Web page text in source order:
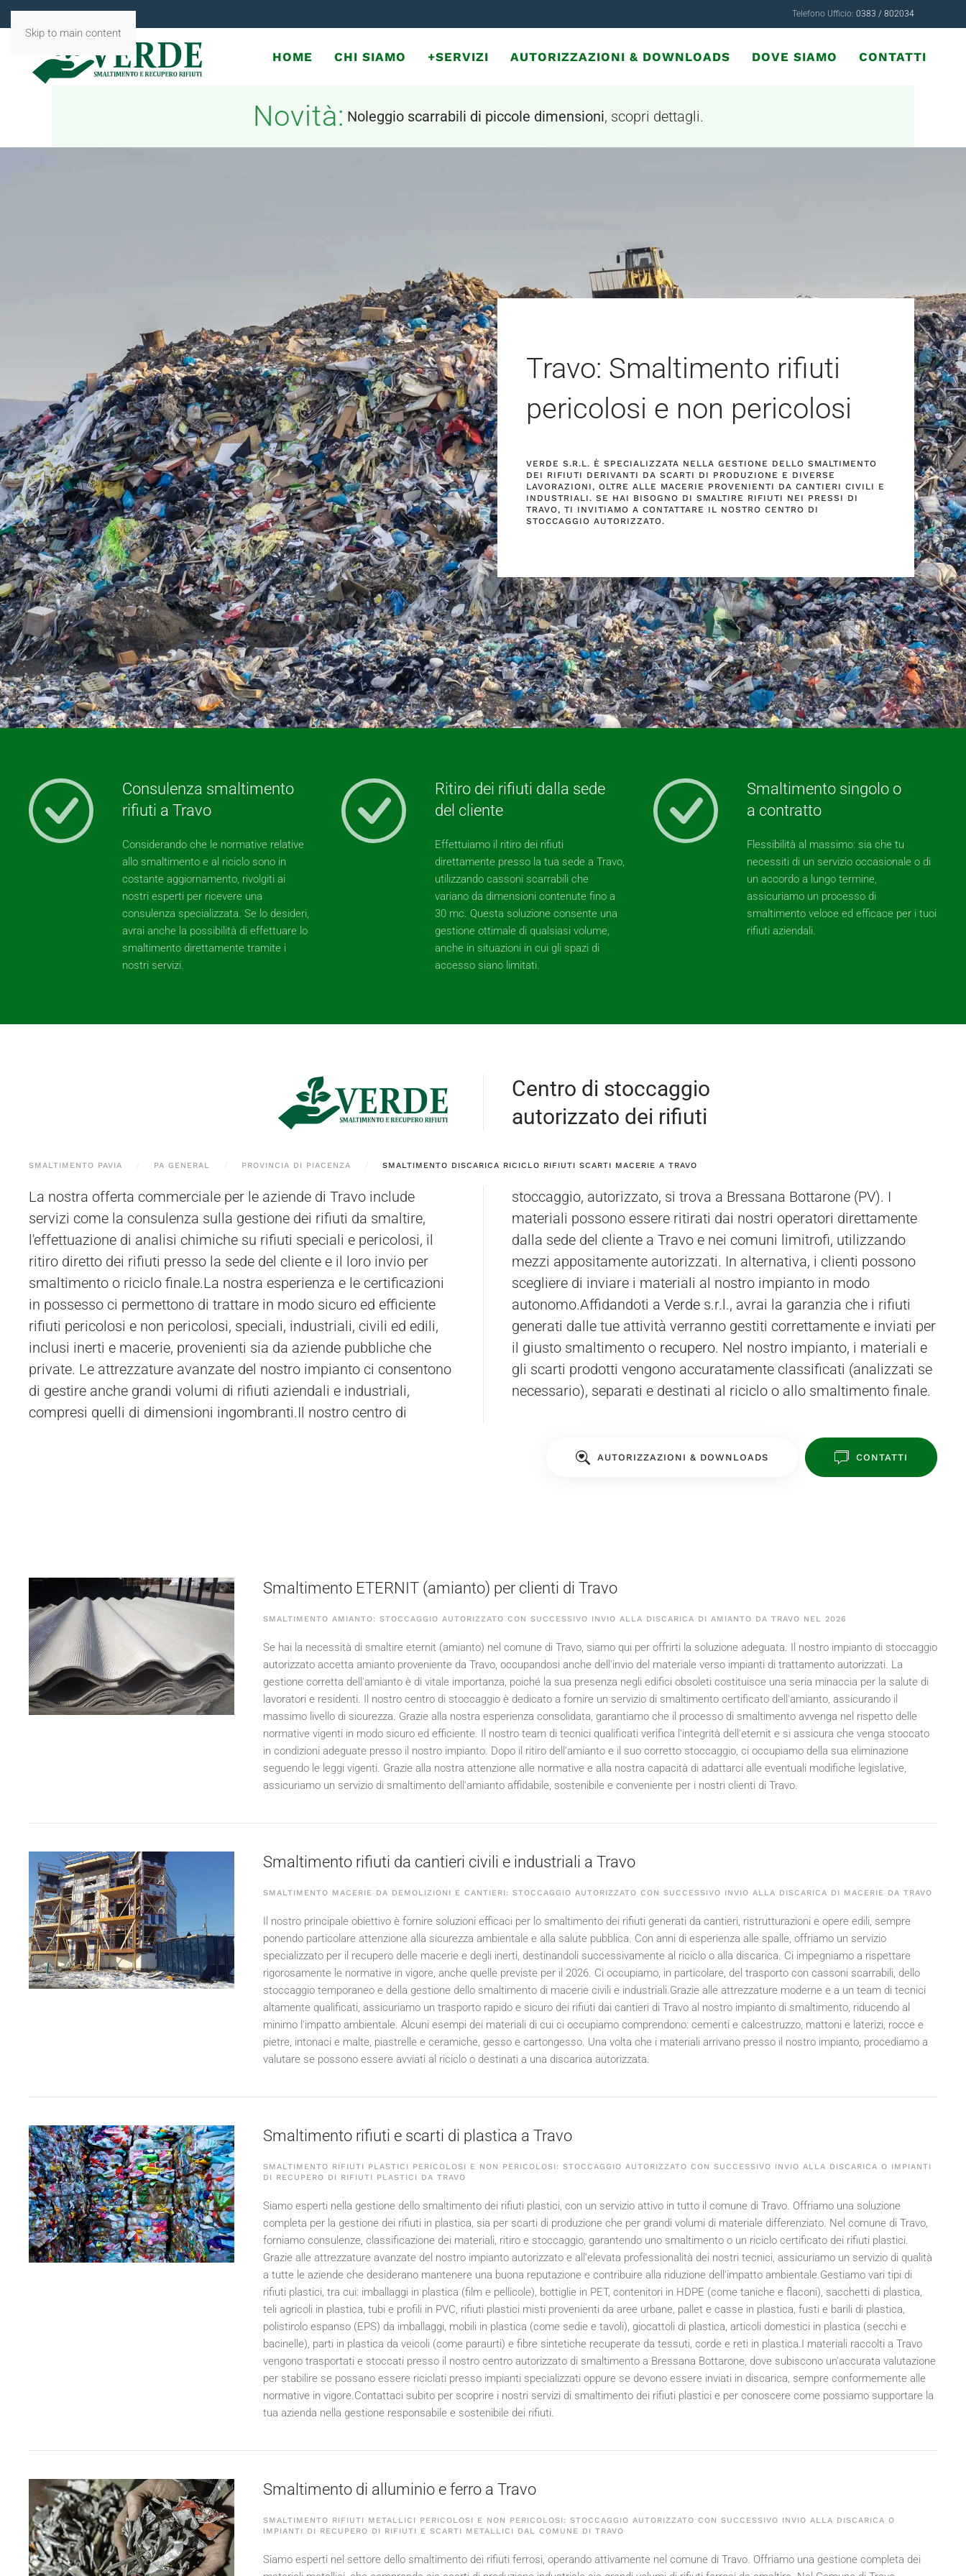
Skip to main content
Telefono Ufficio: 0383 / 802034
HOME CHI SIAMO +SERVIZI AUTORIZZAZIONI & DOWNLOADS DOVE SIAMO CONTATTI
Novità: Noleggio scarrabili di piccole dimensioni, scopri dettagli.
Travo: Smaltimento rifiuti
pericolosi e non pericolosi
VERDE S.R.L. È SPECIALIZZATA NELLA GESTIONE DELLO SMALTIMENTO
DEI RIFIUTI DERIVANTI DA SCARTI DI PRODUZIONE E DIVERSE
LAVORAZIONI, OLTRE ALLE MACERIE PROVENIENTI DA CANTIERI CIVILI E
INDUSTRIALI. SE HAI BISOGNO DI SMALTIRE RIFIUTI NEI PRESSI DI
TRAVO, TI INVITIAMO A CONTATTARE IL NOSTRO CENTRO DI
STOCCAGGIO AUTORIZZATO.
Consulenza smaltimento
rifiuti a Travo
Considerando che le normative relative
allo smaltimento e al riciclo sono in
costante aggiornamento, rivolgiti ai
nostri esperti per ricevere una
consulenza specializzata. Se lo desideri,
avrai anche la possibilità di effettuare lo
smaltimento direttamente tramite i
nostri servizi.
Ritiro dei rifiuti dalla sede
del cliente
Effettuiamo il ritiro dei rifiuti
direttamente presso la tua sede a Travo,
utilizzando cassoni scarrabili che
variano da dimensioni contenute fino a
30 mc. Questa soluzione consente una
gestione ottimale di qualsiasi volume,
anche in situazioni in cui gli spazi di
accesso siano limitati.
Smaltimento singolo o
a contratto
Flessibilità al massimo: sia che tu
necessiti di un servizio occasionale o di
un accordo a lungo termine,
assicuriamo un processo di
smaltimento veloce ed efficace per i tuoi
rifiuti aziendali.
Centro di stoccaggio
autorizzato dei rifiuti
SMALTIMENTO PAVIA PA GENERAL PROVINCIA DI PIACENZA SMALTIMENTO DISCARICA RICICLO RIFIUTI SCARTI MACERIE A TRAVO
La nostra offerta commerciale per le aziende di Travo include
servizi come la consulenza sulla gestione dei rifiuti da smaltire,
l'effettuazione di analisi chimiche su rifiuti speciali e pericolosi, il
ritiro diretto dei rifiuti presso la sede del cliente e il loro invio per
smaltimento o riciclo finale.La nostra esperienza e le certificazioni
in possesso ci permettono di trattare in modo sicuro ed efficiente
rifiuti pericolosi e non pericolosi, speciali, industriali, civili ed edili,
inclusi inerti e macerie, provenienti sia da aziende pubbliche che
private. Le attrezzature avanzate del nostro impianto ci consentono
di gestire anche grandi volumi di rifiuti aziendali e industriali,
compresi quelli di dimensioni ingombranti.Il nostro centro di
stoccaggio, autorizzato, si trova a Bressana Bottarone (PV). I
materiali possono essere ritirati dai nostri operatori direttamente
dalla sede del cliente a Travo e nei comuni limitrofi, utilizzando
mezzi appositamente autorizzati. In alternativa, i clienti possono
scegliere di inviare i materiali al nostro impianto in modo
autonomo.Affidandoti a Verde s.r.l., avrai la garanzia che i rifiuti
generati dalle tue attività verranno gestiti correttamente e inviati per
il giusto smaltimento o recupero. Nel nostro impianto, i materiali e
gli scarti prodotti vengono accuratamente classificati (analizzati se
necessario), separati e destinati al riciclo o allo smaltimento finale.
AUTORIZZAZIONI & DOWNLOADS CONTATTI
Smaltimento ETERNIT (amianto) per clienti di Travo
SMALTIMENTO AMIANTO: STOCCAGGIO AUTORIZZATO CON SUCCESSIVO INVIO ALLA DISCARICA DI AMIANTO DA TRAVO NEL 2026
Se hai la necessità di smaltire eternit (amianto) nel comune di Travo, siamo qui per offrirti la soluzione adeguata. Il nostro impianto di stoccaggio
autorizzato accetta amianto proveniente da Travo, occupandosi anche dell'invio del materiale verso impianti di trattamento autorizzati. La
gestione corretta dell'amianto è di vitale importanza, poiché la sua presenza negli edifici obsoleti costituisce una seria minaccia per la salute di
lavoratori e residenti. Il nostro centro di stoccaggio è dedicato a fornire un servizio di smaltimento certificato dell'amianto, assicurando il
massimo livello di sicurezza. Grazie alla nostra esperienza consolidata, garantiamo che il processo di smaltimento avvenga nel rispetto delle
normative vigenti in modo sicuro ed efficiente. Il nostro team di tecnici qualificati verifica l'integrità dell'eternit e si assicura che venga stoccato
in condizioni adeguate presso il nostro impianto. Dopo il ritiro dell'amianto e il suo corretto stoccaggio, ci occupiamo della sua eliminazione
seguendo le leggi vigenti. Grazie alla nostra attenzione alle normative e alla nostra capacità di adattarci alle eventuali modifiche legislative,
assicuriamo un servizio di smaltimento dell'amianto affidabile, sostenibile e conveniente per i nostri clienti di Travo.
Smaltimento rifiuti da cantieri civili e industriali a Travo
SMALTIMENTO MACERIE DA DEMOLIZIONI E CANTIERI: STOCCAGGIO AUTORIZZATO CON SUCCESSIVO INVIO ALLA DISCARICA DI MACERIE DA TRAVO
Il nostro principale obiettivo è fornire soluzioni efficaci per lo smaltimento dei rifiuti generati da cantieri, ristrutturazioni e opere edili, sempre
ponendo particolare attenzione alla sicurezza ambientale e alla salute pubblica. Con anni di esperienza alle spalle, offriamo un servizio
specializzato per il recupero delle macerie e degli inerti, destinandoli successivamente al riciclo o alla discarica. Ci impegniamo a rispettare
rigorosamente le normative in vigore, anche quelle previste per il 2026. Ci occupiamo, in particolare, del trasporto con cassoni scarrabili, dello
stoccaggio temporaneo e della gestione dello smaltimento di macerie civili e industriali.Grazie alle attrezzature moderne e a un team di tecnici
altamente qualificati, assicuriamo un trasporto rapido e sicuro dei rifiuti dai cantieri di Travo al nostro impianto di smaltimento, riducendo al
minimo l'impatto ambientale. Alcuni esempi dei materiali di cui ci occupiamo comprendono: cementi e calcestruzzo, mattoni e laterizi, rocce e
pietre, intonaci e malte, piastrelle e ceramiche, gesso e cartongesso. Una volta che i materiali arrivano presso il nostro impianto, procediamo a
valutare se possono essere avviati al riciclo o destinati a una discarica autorizzata.
Smaltimento rifiuti e scarti di plastica a Travo
SMALTIMENTO RIFIUTI PLASTICI PERICOLOSI E NON PERICOLOSI: STOCCAGGIO AUTORIZZATO CON SUCCESSIVO INVIO ALLA DISCARICA O IMPIANTI
DI RECUPERO DI RIFIUTI PLASTICI DA TRAVO
Siamo esperti nella gestione dello smaltimento dei rifiuti plastici, con un servizio attivo in tutto il comune di Travo. Offriamo una soluzione
completa per la gestione dei rifiuti in plastica, sia per scarti di produzione che per grandi volumi di materiale differenziato. Nel comune di Travo,
forniamo consulenze, classificazione dei materiali, ritiro e stoccaggio, garantendo uno smaltimento o un riciclo certificato dei rifiuti plastici.
Grazie alle attrezzature avanzate del nostro impianto autorizzato e all’elevata professionalità dei nostri tecnici, assicuriamo un servizio di qualità
a tutte le aziende che desiderano mantenere una buona reputazione e contribuire alla riduzione dell'impatto ambientale.Gestiamo vari tipi di
rifiuti plastici, tra cui: imballaggi in plastica (film e pellicole), bottiglie in PET, contenitori in HDPE (come taniche e flaconi), sacchetti di plastica,
teli agricoli in plastica, tubi e profili in PVC, rifiuti plastici misti provenienti da aree urbane, pallet e casse in plastica, fusti e barili di plastica,
polistirolo espanso (EPS) da imballaggi, mobili in plastica (come sedie e tavoli), giocattoli di plastica, articoli domestici in plastica (secchi e
bacinelle), parti in plastica da veicoli (come paraurti) e fibre sintetiche recuperate da tessuti, corde e reti in plastica.I materiali raccolti a Travo
vengono trasportati e stoccati presso il nostro centro autorizzato di smaltimento a Bressana Bottarone, dove subiscono un'accurata valutazione
per stabilire se possano essere riciclati presso impianti specializzati oppure se devono essere inviati in discarica, sempre conformemente alle
normative in vigore.Contattaci subito per scoprire i nostri servizi di smaltimento dei rifiuti plastici e per conoscere come possiamo supportare la
tua azienda nella gestione responsabile e sostenibile dei rifiuti.
Smaltimento di alluminio e ferro a Travo
SMALTIMENTO RIFIUTI METALLICI PERICOLOSI E NON PERICOLOSI: STOCCAGGIO AUTORIZZATO CON SUCCESSIVO INVIO ALLA DISCARICA O
IMPIANTI DI RECUPERO DI RIFIUTI E SCARTI METALLICI DAL COMUNE DI TRAVO
Siamo esperti nel settore dello smaltimento dei rifiuti ferrosi, operando attivamente nel comune di Travo. Offriamo una gestione completa dei